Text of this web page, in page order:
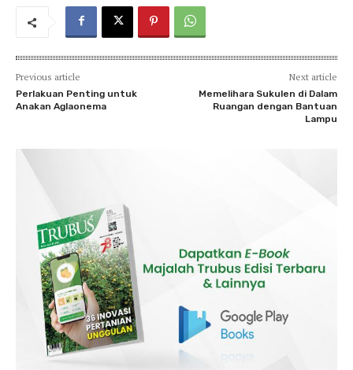
Previous article
Perlakuan Penting untuk
Anakan Aglaonema
Next article
Memelihara Sukulen di Dalam
Ruangan dengan Bantuan
Lampu